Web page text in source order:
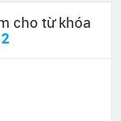
cho từ khóa